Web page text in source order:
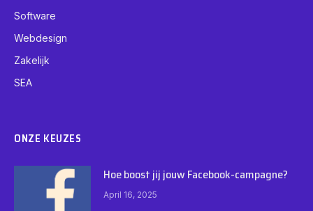
Software
Webdesign
Zakelijk
SEA
ONZE KEUZES
Hoe boost jij jouw Facebook-campagne?
April 16, 2025